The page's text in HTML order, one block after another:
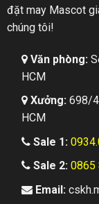
đặt may Mascot
chúng tôi!
Văn phòng:
HCM
Xưởng:698/4
HCM
Sale 1:
Sale 2: 0865
Email: